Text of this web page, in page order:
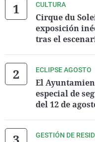
CULTURA
Cirque du
exposición
tras el
ECLIPSE AGOSTO
El
especial de
del 12 de
GESTIÓN DE